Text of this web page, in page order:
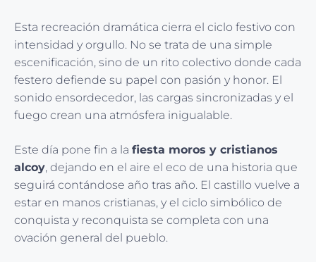
Esta recreación dramática cierra el ciclo festivo con
intensidad y orgullo. No se trata de una simple
escenificación, sino de un rito colectivo donde cada
festero defiende su papel con pasión y honor. El
sonido ensordecedor, las cargas sincronizadas y el
fuego crean una atmósfera inigualable.
Este día pone fin a la fiesta moros y cristianos
alcoy, dejando en el aire el eco de una historia que
seguirá contándose año tras año. El castillo vuelve a
estar en manos cristianas, y el ciclo simbólico de
conquista y reconquista se completa con una
ovación general del pueblo.